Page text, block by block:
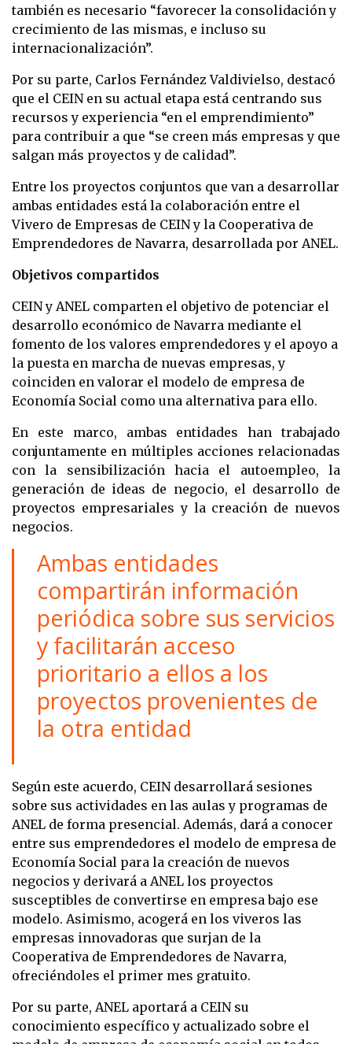
también es necesario “favorecer la consolidación y
crecimiento de las mismas, e incluso su
internacionalización”.
Por su parte, Carlos Fernández Valdivielso, destacó
que el CEIN en su actual etapa está centrando sus
recursos y experiencia “en el emprendimiento”
para contribuir a que “se creen más empresas y que
salgan más proyectos y de calidad”.
Entre los proyectos conjuntos que van a desarrollar
ambas entidades está la colaboración entre el
Vivero de Empresas de CEIN y la Cooperativa de
Emprendedores de Navarra, desarrollada por ANEL.
Objetivos compartidos
CEIN y ANEL comparten el objetivo de potenciar el
desarrollo económico de Navarra mediante el
fomento de los valores emprendedores y el apoyo a
la puesta en marcha de nuevas empresas, y
coinciden en valorar el modelo de empresa de
Economía Social como una alternativa para ello.
En este marco, ambas entidades han trabajado
conjuntamente en múltiples acciones relacionadas
con la sensibilización hacia el autoempleo, la
generación de ideas de negocio, el desarrollo de
proyectos empresariales y la creación de nuevos
negocios.
Ambas entidades
compartirán información
periódica sobre sus servicios
y facilitarán acceso
prioritario a ellos a los
proyectos provenientes de
la otra entidad
Según este acuerdo, CEIN desarrollará sesiones
sobre sus actividades en las aulas y programas de
ANEL de forma presencial. Además, dará a conocer
entre sus emprendedores el modelo de empresa de
Economía Social para la creación de nuevos
negocios y derivará a ANEL los proyectos
susceptibles de convertirse en empresa bajo ese
modelo. Asimismo, acogerá en los viveros las
empresas innovadoras que surjan de la
Cooperativa de Emprendedores de Navarra,
ofreciéndoles el primer mes gratuito.
Por su parte, ANEL aportará a CEIN su
conocimiento específico y actualizado sobre el